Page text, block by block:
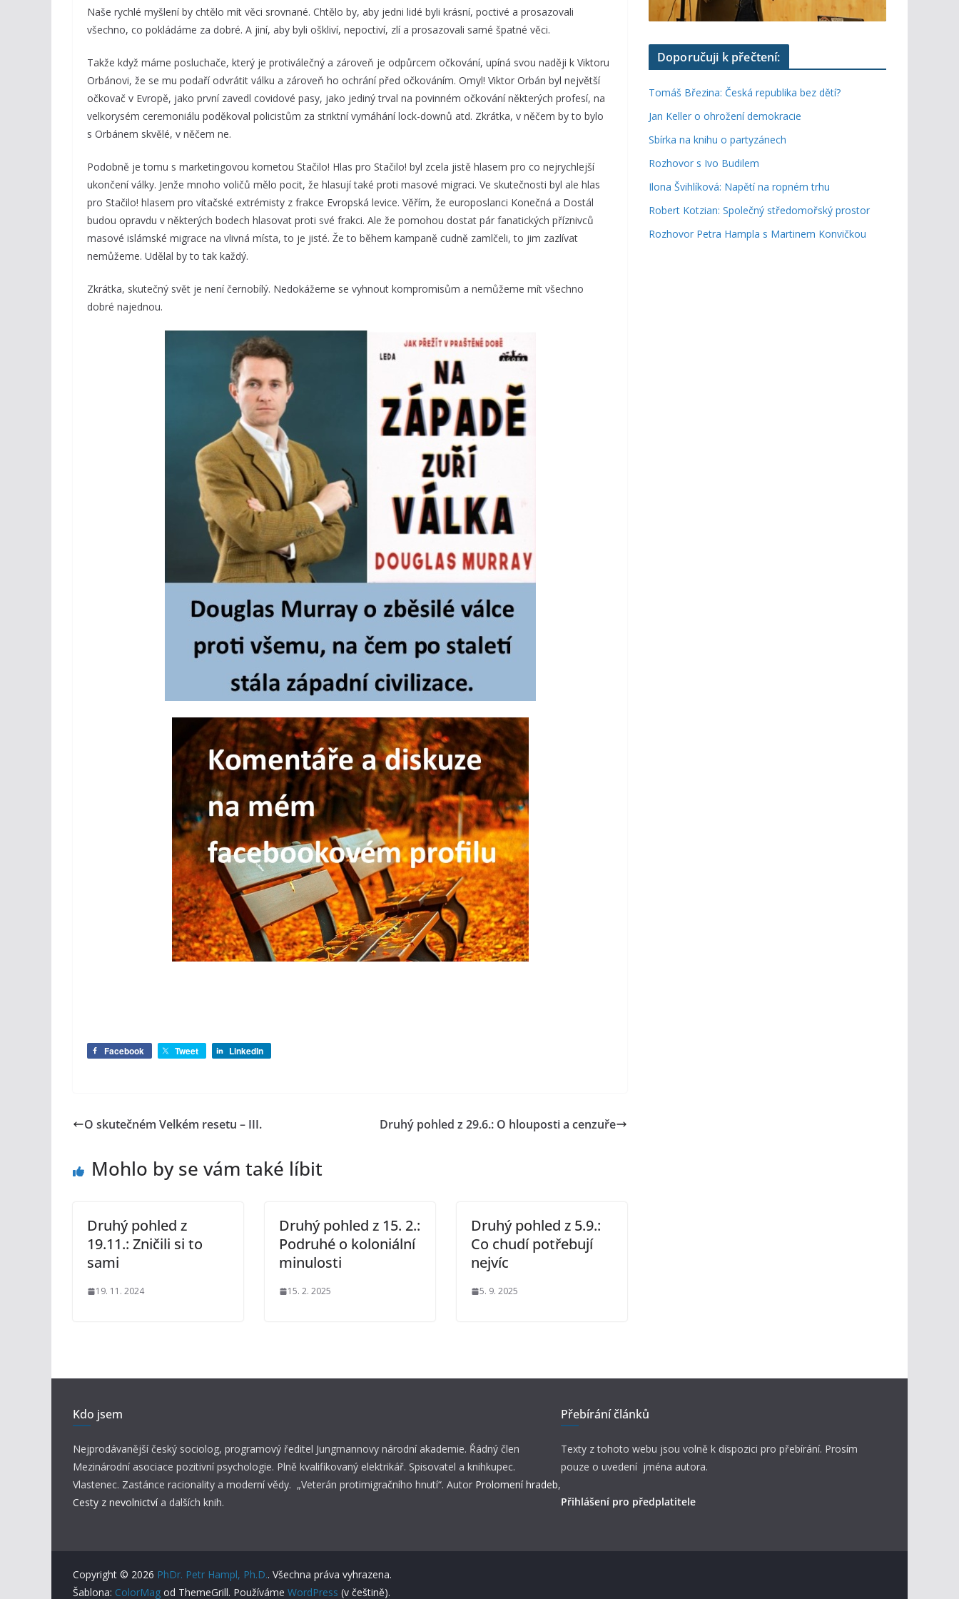
Naše rychlé myšlení by chtělo mít věci srovnané. Chtělo by, aby jedni lidé byli krásní, poctivé a prosazovali
všechno, co pokládáme za dobré. A jiní, aby byli oškliví, nepoctiví, zlí a prosazovali samé špatné věci.
Takže když máme posluchače, který je protiválečný a zároveň je odpůrcem očkování, upíná svou naději k Viktoru
Orbánovi, že se mu podaří odvrátit válku a zároveň ho ochrání před očkováním. Omyl! Viktor Orbán byl největší
očkovač v Evropě, jako první zavedl covidové pasy, jako jediný trval na povinném očkování některých profesí, na
velkorysém ceremoniálu poděkoval policistům za striktní vymáhání lock-downů atd. Zkrátka, v něčem by to bylo
s Orbánem skvělé, v něčem ne.
Podobně je tomu s marketingovou kometou Stačilo! Hlas pro Stačilo! byl zcela jistě hlasem pro co nejrychlejší
ukončení války. Jenže mnoho voličů mělo pocit, že hlasují také proti masové migraci. Ve skutečnosti byl ale hlas
pro Stačilo! hlasem pro vítačské extrémisty z frakce Evropská levice. Věřím, že europoslanci Konečná a Dostál
budou opravdu v některých bodech hlasovat proti své frakci. Ale že pomohou dostat pár fanatických příznivců
masové islámské migrace na vlivná místa, to je jisté. Že to během kampaně cudně zamlčeli, to jim zazlívat
nemůžeme. Udělal by to tak každý.
Zkrátka, skutečný svět je není černobílý. Nedokážeme se vyhnout kompromisům a nemůžeme mít všechno
dobré najednou.
Facebook Tweet LinkedIn
O skutečném Velkém resetu – III. Druhý pohled z 29.6.: O hlouposti a cenzuře
Mohlo by se vám také líbit
Druhý pohled z
19.11.: Zničili si to
sami
19. 11. 2024
Druhý pohled z 15. 2.:
Podruhé o koloniální
minulosti
15. 2. 2025
Druhý pohled z 5.9.:
Co chudí potřebují
nejvíc
5. 9. 2025
Doporučuji k přečtení:
Tomáš Březina: Česká republika bez dětí?
Jan Keller o ohrožení demokracie
Sbírka na knihu o partyzánech
Rozhovor s Ivo Budilem
Ilona Švihlíková: Napětí na ropném trhu
Robert Kotzian: Společný středomořský prostor
Rozhovor Petra Hampla s Martinem Konvičkou
Kdo jsem
Nejprodávanější český sociolog, programový ředitel Jungmannovy národní akademie. Řádný člen
Mezinárodní asociace pozitivní psychologie. Plně kvalifikovaný elektrikář. Spisovatel a knihkupec.
Vlastenec. Zastánce racionality a moderní vědy. „Veterán protimigračního hnutí“. Autor Prolomení hradeb,
Cesty z nevolnictví a dalších knih.
Přebírání článků
Texty z tohoto webu jsou volně k dispozici pro přebírání. Prosím
pouze o uvedení jména autora.
Přihlášení pro předplatitele
Copyright © 2026 PhDr. Petr Hampl, Ph.D.. Všechna práva vyhrazena.
Šablona: ColorMag od ThemeGrill. Používáme WordPress (v češtině).